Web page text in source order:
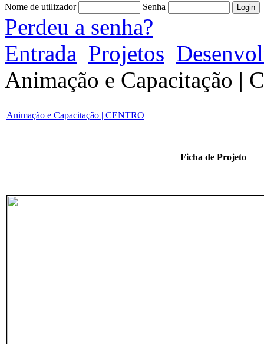
Nome de utilizador Senha
Perdeu a senha?
Entrada Projetos
Animação e Capacitação |
Animação e Capacitação | CENTRO
Ficha de Projeto